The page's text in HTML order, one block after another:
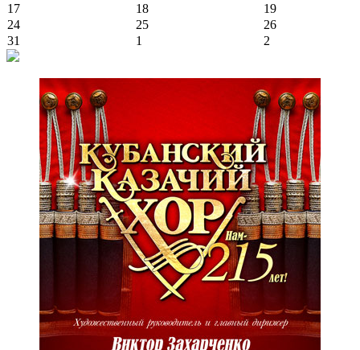
17
18
19
24
25
26
31
1 2